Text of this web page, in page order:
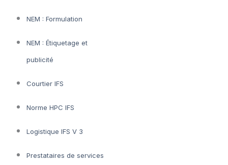
NEM : Formulation
NEM : Étiquetage et
publicité
Courtier IFS
Norme HPC IFS
Logistique IFS V 3
Prestataires de services